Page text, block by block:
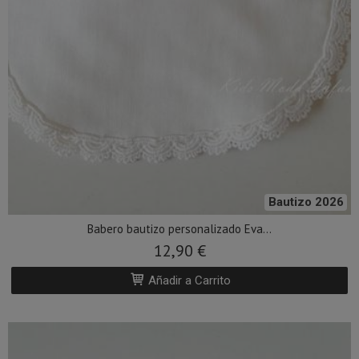
Bautizo 2026
Babero bautizo personalizado Eva...
12,90 €
Añadir a Carrito